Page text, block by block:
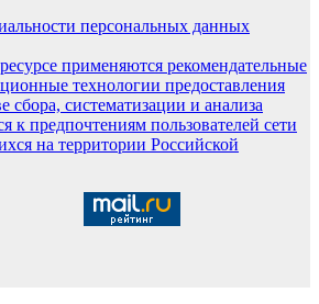
персональных данных
применяются рекомендательные
технологии предоставления
систематизации и анализа
к предпочтениям пользователей сети
на территории Российской